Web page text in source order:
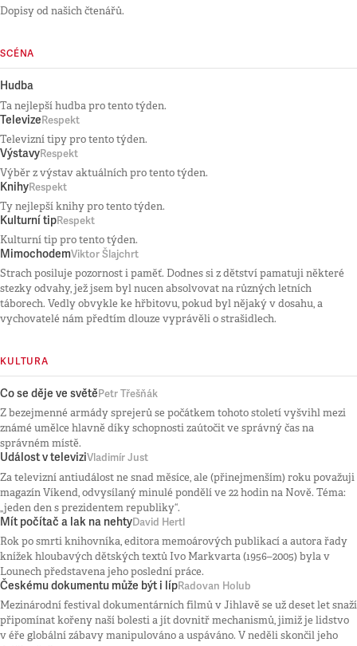
Dopisy od našich čtenářů.
SCÉNA
Hudba
Ta nejlepší hudba pro tento týden.
TelevizeRespekt
Televizní tipy pro tento týden.
VýstavyRespekt
Výběr z výstav aktuálních pro tento týden.
KnihyRespekt
Ty nejlepší knihy pro tento týden.
Kulturní tipRespekt
Kulturní tip pro tento týden.
MimochodemViktor Šlajchrt
Strach posiluje pozornost i paměť. Dodnes si z dětství pamatuji některé
stezky odvahy, jež jsem byl nucen absolvovat na různých letních
táborech. Vedly obvykle ke hřbitovu, pokud byl nějaký v dosahu, a
vychovatelé nám předtím dlouze vyprávěli o strašidlech.
KULTURA
Co se děje ve světěPetr Třešňák
Z bezejmenné armády sprejerů se počátkem tohoto století vyšvihl mezi
známé umělce hlavně díky schopnosti zaútočit ve správný čas na
správném místě.
Událost v televiziVladimír Just
Za televizní antiudálost ne snad měsíce, ale (přinejmenším) roku považuji
magazín Víkend, odvysílaný minulé pondělí ve 22 hodin na Nově. Téma:
„jeden den s prezidentem republiky“.
Mít počítač a lak na nehtyDavid Hertl
Rok po smrti knihovníka, editora memoárových publikací a autora řady
knížek hloubavých dětských textů Ivo Markvarta (1956–2005) byla v
Lounech představena jeho poslední práce.
Českému dokumentu může být i lípRadovan Holub
Mezinárodní festival dokumentárních filmů v Jihlavě se už deset let snaží
připomínat kořeny naší bolesti a jít dovnitř mechanismů, jimiž je lidstvo
v éře globální zábavy manipulováno a uspáváno. V neděli skončil jeho